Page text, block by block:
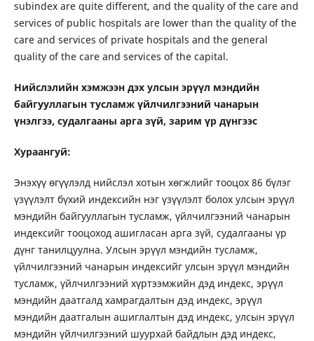
subindex are quite different, and the quality of the care and
services of public hospitals are lower than the quality of the
care and services of private hospitals and the general
quality of the care and services of the capital.
Нийслэлийн хэмжээн дэх улсын эрүүл мэндийн
байгууллагын тусламж үйлчилгээний чанарын
үнэлгээ, судалгааны арга зүй, зарим үр дүнгээс
Хураангуй:
Энэхүү өгүүлэлд нийслэл хотын хөгжлийг тооцох 86 бүлэг
үзүүлэлт бүхий индексийн нэг үзүүлэлт болох улсын эрүүл
мэндийн байгууллагын тусламж, үйлчилгээний чанарын
индексийг тооцоход ашигласан арга зүй, судалгааны үр
дүнг танилцуулна. Улсын эрүүл мэндийн тусламж,
үйлчилгээний чанарын индексийг улсын эрүүл мэндийн
тусламж, үйлчилгээний хүртээмжийн дэд индекс, эрүүл
мэндийн даатгалд хамрагдалтын дэд индекс, эрүүл
мэндийн даатгалын ашиглалтын дэд индекс, улсын эрүүл
мэндийн үйлчилгээний шуурхай байдлын дэд индекс,